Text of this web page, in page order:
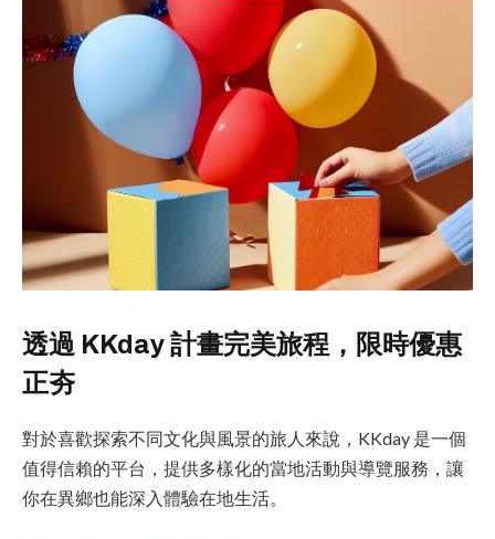
透過 KKday 計畫完美旅程，限時優惠
正夯
對於喜歡探索不同文化與風景的旅人來說，KKday 是一個
值得信賴的平台，提供多樣化的當地活動與導覽服務，讓
你在異鄉也能深入體驗在地生活。